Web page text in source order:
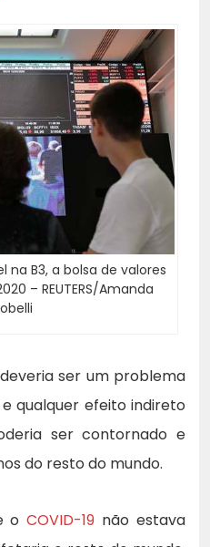
na B3, a bolsa de valores
– REUTERS/Amanda
ser um problema
qualquer efeito indireto
ser contornado e
do resto do mundo.
oCOVID-19 não estava